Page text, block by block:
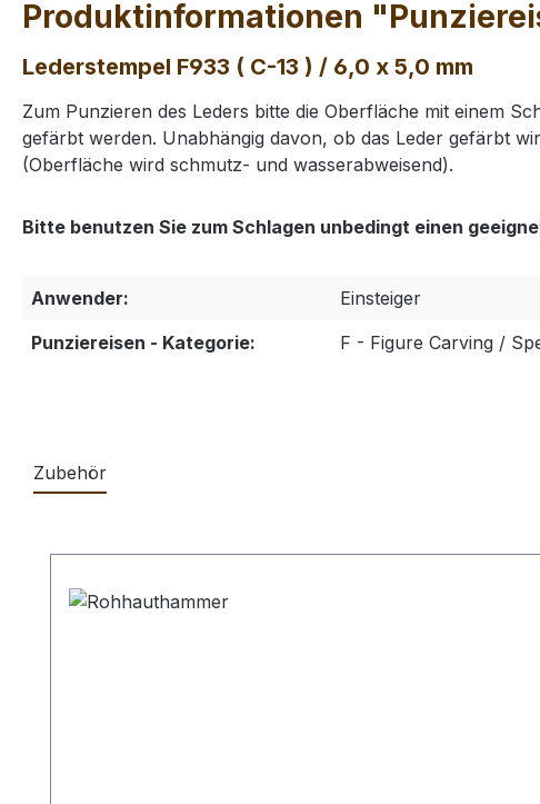
Produktinformationen
Lederstempel F933 ( C-13 ) / 6,0 x 5,0 mm
Zum Punzieren des Leders bitte die Oberfläche mit einem
gefärbt werden. Unabhängig davon, ob das Leder gefärbt
(Oberfläche wird schmutz- und wasserabweisend).
Bitte benutzen Sie zum Schlagen unbedingt einen
Anwender:
Einsteiger
Punziereisen - Kategorie:
F - Figure Carving /
Zubehör